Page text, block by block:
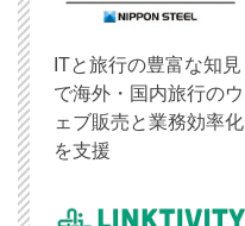
ITと旅行の豊富な知見
で海外・国内旅行のウ
ェブ販売と業務効率化
を支援